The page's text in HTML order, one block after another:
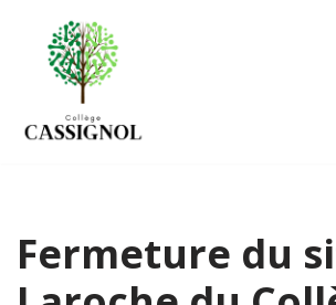
Aller
contenu
Fermeture du